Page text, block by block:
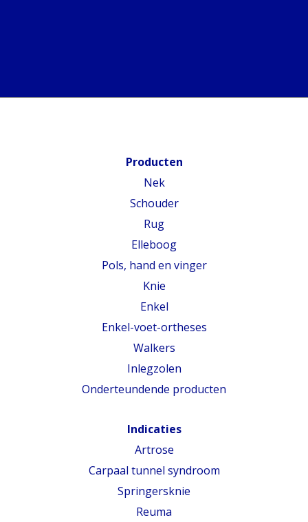
Producten
Nek
Schouder
Rug
Elleboog
Pols, hand en vinger
Knie
Enkel
Enkel-voet-ortheses
Walkers
Inlegzolen
Onderteundende producten
Indicaties
Artrose
Carpaal tunnel syndroom
Springersknie
Reuma